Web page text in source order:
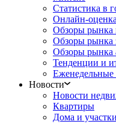
Статистика в
Онлайн-оценка
Обзоры рынка
Обзоры рынка
Обзоры рынка
Тенденции и
Новости
Новости
Квартиры
Дома и участки